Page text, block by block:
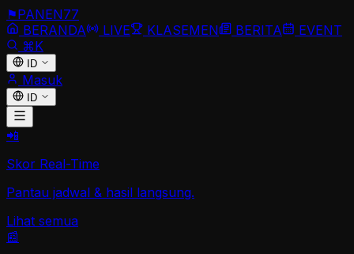
⚑PANEN77
BERANDA
LIVE KLASEMEN BERITA
EVENT
⌘K
ID
Masuk
ID
📲
Skor Real-Time
Pantau jadwal & hasil langsung.
Lihat semua
📰